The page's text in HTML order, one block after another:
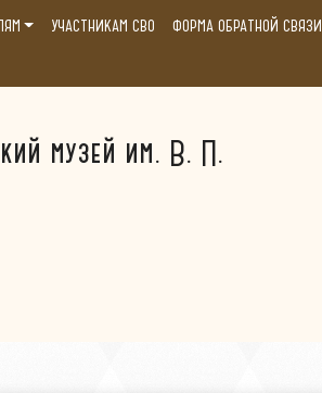
УЧАСТНИКАМ СВО ФОРМА ОБРАТНОЙ СВЯЗИ
музей им. В. П.